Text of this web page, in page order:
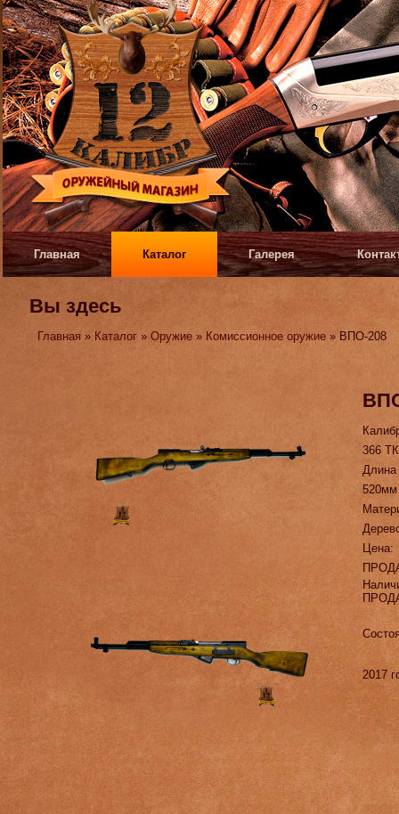
Главная Каталог Галерея
Вы здесь
Главная » Каталог »Оружие » Комиссионное оружие » ВПО-208
366
520мм
Цена:
2017